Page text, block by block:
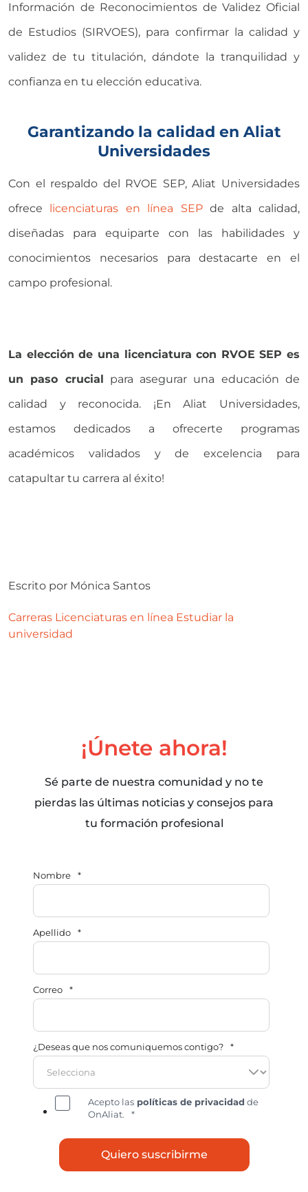
Información de Reconocimientos de Validez Oficial
de Estudios (SIRVOES), para confirmar la calidad y
validez de tu titulación, dándote la tranquilidad y
confianza en tu elección educativa.
Garantizando la calidad en Aliat
Universidades
Con el respaldo del RVOE SEP, Aliat Universidades
ofrece licenciaturas en línea SEPde alta calidad,
diseñadas para equiparte con las habilidades y
conocimientos necesarios para destacarte en el
campo profesional.
La elección de una licenciatura con RVOE SEP es
un paso crucial para asegurar una educación de
calidad y reconocida. ¡En Aliat Universidades,
estamos dedicados a ofrecerte programas
académicos validados y de excelencia para
catapultar tu carrera al éxito!
Escrito por Mónica Santos
Carreras Licenciaturas en línea Estudiar la
universidad
¡Únete ahora!
Sé parte de nuestra comunidad y no te
pierdas las últimas noticias y consejos para
tu formación profesional
Nombre *
Apellido *
Correo *
¿Deseas que nos comuniquemos contigo? *
Acepto las políticas de privacidad de
OnAliat.
*